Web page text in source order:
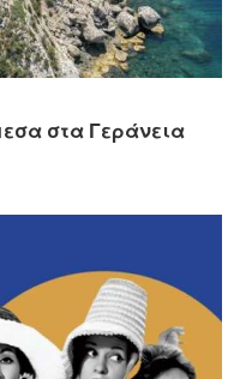
στα Γεράνεια